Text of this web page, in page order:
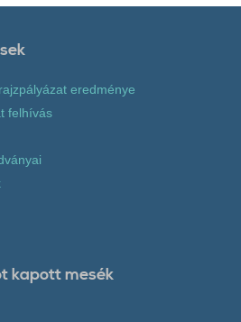
eredménye
felhívás
kapott mesék